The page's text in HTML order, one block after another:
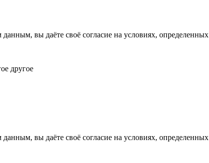
вы даёте своё согласие на условиях, определенных
другое
вы даёте своё согласие на условиях, определенных